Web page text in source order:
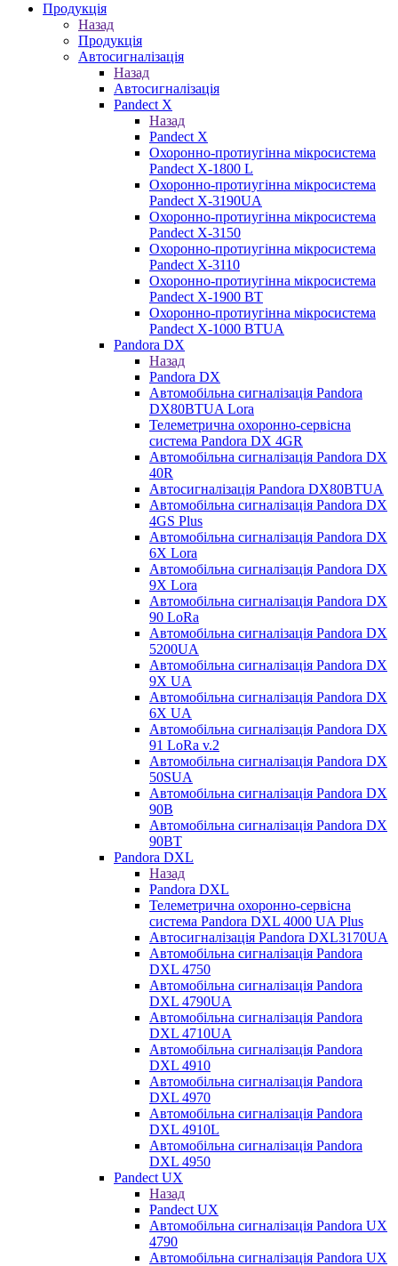
Продукція
Назад
Продукція
Автосигналізація
Назад
Автосигналізація
Pandect X
Назад
Pandect X
Охоронно-протиугінна мікросистема
Pandect X-1800 L
Охоронно-протиугінна мікросистема
Pandect X-3190UA
Охоронно-протиугінна мікросистема
Pandect X-3150
Охоронно-протиугінна мікросистема
Pandect X-3110
Охоронно-протиугінна мікросистема
Pandect X-1900 BT
Охоронно-протиугінна мікросистема
Pandect X-1000 BTUA
Pandora DX
Назад
Pandora DX
Автомобільна сигналізація Pandora
DX80BTUA Lora
Телеметрична охоронно-сервісна
система Pandora DX 4GR
Автомобільна сигналізація Pandora DX
40R
Автосигналізація Pandora DX80BTUA
Автомобільна сигналізація Pandora DX
4GS Plus
Автомобільна сигналізація Pandora DX
6X Lora
Автомобільна сигналізація Pandora DX
9X Lora
Автомобільна сигналізація Pandora DX
90 LoRa
Автомобільна сигналізація Pandora DX
5200UA
Автомобільна сигналізація Pandora DX
9Х UA
Автомобільна сигналізація Pandora DX
6Х UA
Автомобільна сигналізація Pandora DX
91 LoRa v.2
Автомобільна сигналізація Pandora DX
50SUA
Автомобільна сигналізація Pandora DX
90B
Автомобільна сигналізація Pandora DX
90BT
Pandora DXL
Назад
Pandora DXL
Телеметрична охоронно-сервісна
система Pandora DXL 4000 UA Plus
Автосигналізація Pandora DXL3170UA
Автомобільна сигналізація Pandora
DXL 4750
Автомобільна сигналізація Pandora
DXL 4790UA
Автомобільна сигналізація Pandora
DXL 4710UA
Автомобільна сигналізація Pandora
DXL 4910
Автомобільна сигналізація Pandora
DXL 4970
Автомобільна сигналізація Pandora
DXL 4910L
Автомобільна сигналізація Pandora
DXL 4950
Pandect UX
Назад
Pandect UX
Автомобільна сигналізація Pandora UX
4790
Автомобільна сигналізація Pandora UX